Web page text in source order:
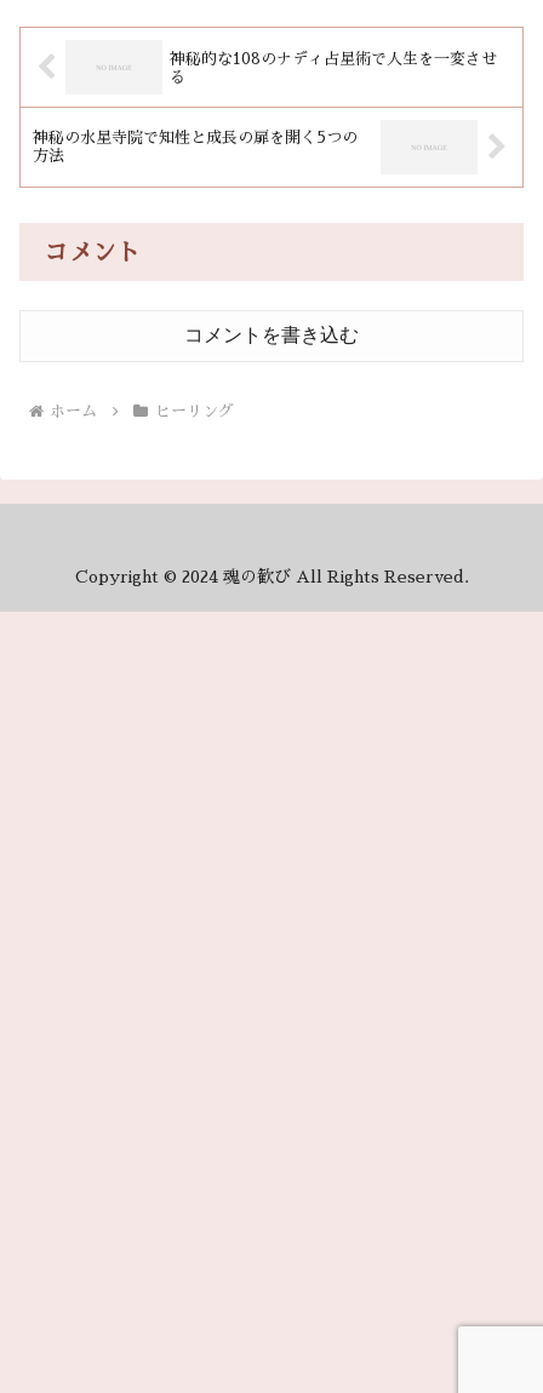
神秘的な108のナディ占星術で人生を一変させ
る
神秘の水星寺院で知性と成長の扉を開く5つの
方法
コメント
コメントを書き込む
ホーム ヒーリング
Copyright © 2024 魂の歓び All Rights Reserved.